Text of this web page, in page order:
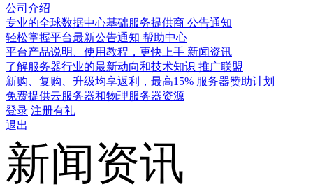
公司介绍
专业的全球数据中心基础服务提供商 公告通知
轻松掌握平台最新公告通知 帮助中心
平台产品说明、使用教程，更快上手 新闻资讯
了解服务器行业的最新动向和技术知识 推广联盟
新购、复购、升级均享返利，最高15% 服务器赞助计划
免费提供云服务器和物理服务器资源
登录 注册有礼
退出
新闻资讯